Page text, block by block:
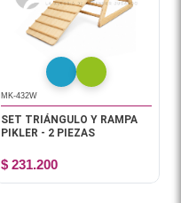
MK-432W
SET TRIÁNGULO Y RAMPA
PIKLER - 2 PIEZAS
$ 231.200